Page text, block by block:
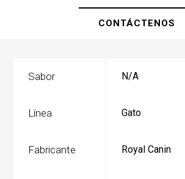
CONTÁCTENOS
Sabor N/A
Línea Gato
Fabricante Royal Canin